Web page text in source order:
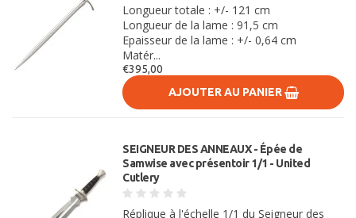
Longueur totale : +/- 121 cm
Longueur de la lame : 91,5 cm
Epaisseur de la lame : +/- 0,64 cm
Matér...
€395,00
AJOUTER AU PANIER
SEIGNEUR DES ANNEAUX - Épée de
Samwise avec présentoir 1/1 - United
Cutlery
Réplique à l'échelle 1/1 du Seigneur des